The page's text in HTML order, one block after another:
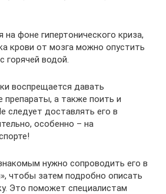
на фоне гипертонического криза,
крови от мозга можно опустить
горячей водой.
воспрещается давать
а также поить и
следует доставлять его в
особенно – на
нужно сопроводить его в
чтобы затем подробно описать
Это поможет специалистам